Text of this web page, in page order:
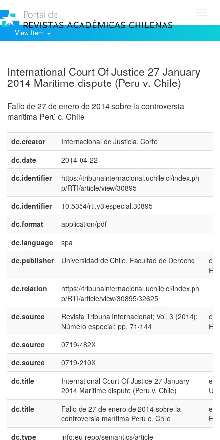
View Item
International Court Of Justice 27 January
2014 Maritime dispute (Peru v. Chile)
Fallo de 27 de enero de 2014 sobre la controversia
marítima Perú c. Chile
dc.creator
Internacional de Justicia, Corte
dc.date
2014-04-22
dc.identifier
https://tribunainternacional.uchile.cl/index.ph
p/RTI/article/view/30895
dc.identifier
10.5354/rti.v3iespecial.30895
dc.format
application/pdf
dc.language
spa
dc.publisher
Universidad de Chile. Facultad de Derecho
es-
ES
dc.relation
https://tribunainternacional.uchile.cl/index.ph
p/RTI/article/view/30895/32625
dc.source
Revista Tribuna Internacional; Vol. 3 (2014):
Número especial; pp. 71-144
es-
ES
dc.source
0719-482X
dc.source
0719-210X
dc.title
International Court Of Justice 27 January
2014 Maritime dispute (Peru v. Chile)
en-
US
dc.title
Fallo de 27 de enero de 2014 sobre la
controversia marítima Perú c. Chile
es-
ES
dc.type
info:eu-repo/semantics/article